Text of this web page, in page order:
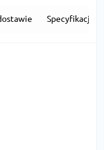
Specyfikacja